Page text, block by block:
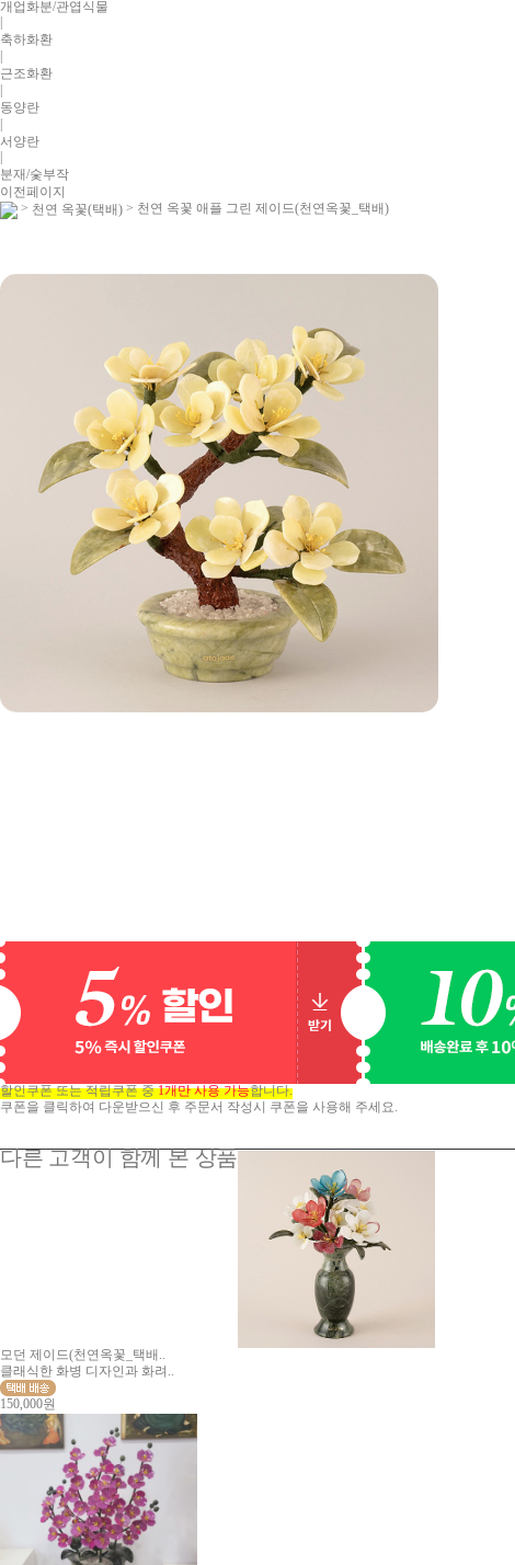
개업화분/관엽식물
축하화환
근조화환
|
동양란
|
서양란
분재/숯부작
이전페이지
> 천연 옥꽃(택배) > 천연 옥꽃 애플 그린 제이드(천연옥꽃_택배)
할인쿠폰 또는 적립쿠폰 중1개만 사용 가능합니다.
쿠폰을 클릭하여 다운받으신 후 주문서 작성시 쿠폰을 사용해 주세요.
다른 고객이 함께 본 상품
모던 제이드(천연옥꽃_택배..
클래식한 화병 디자인과 화려..
150,000원